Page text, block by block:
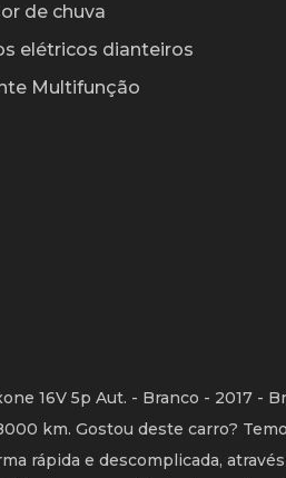
de chuva
elétricos dianteiros
Multifunção
16V 5p Aut. - Branco - 2017 -
km. Gostou deste carro?
rápida e descomplicada,